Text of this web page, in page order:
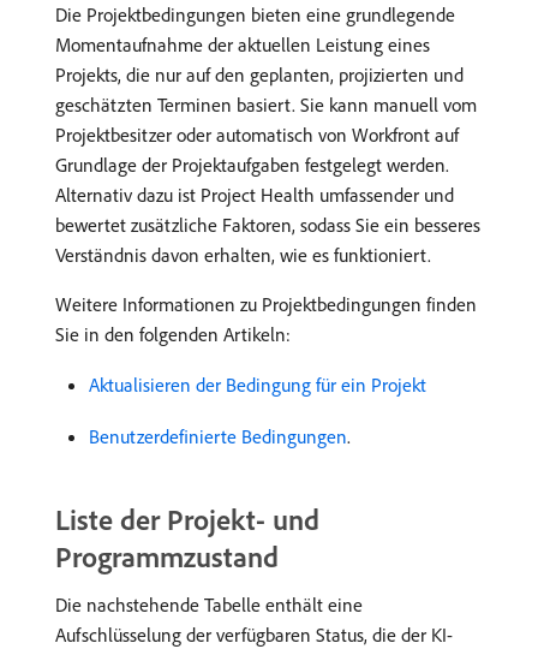
Die Projektbedingungen bieten eine grundlegende
Momentaufnahme der aktuellen Leistung eines
Projekts, die nur auf den geplanten, projizierten und
geschätzten Terminen basiert. Sie kann manuell vom
Projektbesitzer oder automatisch von Workfront auf
Grundlage der Projektaufgaben festgelegt werden.
Alternativ dazu ist Project Health umfassender und
bewertet zusätzliche Faktoren, sodass Sie ein besseres
Verständnis davon erhalten, wie es funktioniert.
Weitere Informationen zu Projektbedingungen finden
Sie in den folgenden Artikeln:
Aktualisieren der Bedingung für ein Projekt
Benutzerdefinierte Bedingungen.
Liste der Projekt- und
Programmzustand
Die nachstehende Tabelle enthält eine
Aufschlüsselung der verfügbaren Status, die der KI-